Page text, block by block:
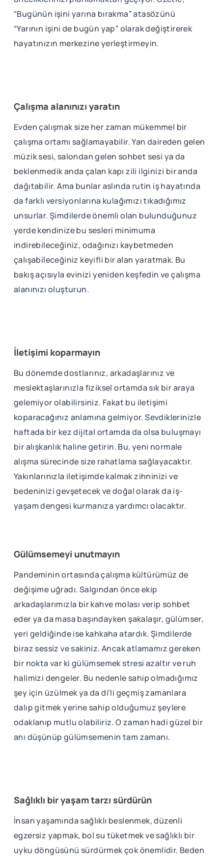
“Bugünün işini yarına bırakma” atasözünü
“Yarının işini de bugün yap” olarak değiştirerek
hayatınızın merkezine yerleştirmeyin.
Çalışma alanınızı yaratın
Evden çalışmak size her zaman mükemmel bir
çalışma ortamı sağlamayabilir. Yan daireden gelen
müzik sesi, salondan gelen sohbet sesi ya da
beklenmedik anda çalan kapı zili ilginizi bir anda
dağıtabilir. Ama bunlar aslında rutin iş hayatında
da farklı versiyonlarına kulağımızı tıkadığımız
unsurlar. Şimdilerde önemli olan bulunduğunuz
yerde kendinize bu sesleri minimuma
indirebileceğiniz, odağınızı kaybetmeden
çalışabileceğiniz keyifli bir alan yaratmak. Bu
bakış açısıyla evinizi yeniden keşfedin ve çalışma
alanınızı oluşturun.
İletişimi koparmayın
Bu dönemde dostlarınız, arkadaşlarınız ve
meslektaşlarınızla fiziksel ortamda sık bir araya
gelemiyor olabilirsiniz. Fakat bu iletişimi
koparacağınız anlamına gelmiyor. Sevdiklerinizle
haftada bir kez dijital ortamda da olsa buluşmayı
bir alışkanlık haline getirin. Bu, yeni normale
alışma sürecinde size rahatlama sağlayacaktır.
Yakınlarınızla iletişimde kalmak zihninizi ve
bedeninizi gevşetecek ve doğal olarak da iş-
yaşam dengesi kurmanıza yardımcı olacaktır.
Gülümsemeyi unutmayın
Pandeminin ortasında çalışma kültürümüz de
değişime uğradı. Salgından önce ekip
arkadaşlarımızla bir kahve molası verip sohbet
eder ya da masa başındayken şakalaşır, gülümser,
yeri geldiğinde ise kahkaha atardık. Şimdilerde
biraz sessiz ve sakiniz. Ancak atlamamız gereken
bir nokta var ki gülümsemek stresi azaltır ve ruh
halimizi dengeler. Bu nedenle sahip olmadığımız
şey için üzülmek ya da di’li geçmiş zamanlara
dalıp gitmek yerine sahip olduğumuz şeylere
odaklanıp mutlu olabiliriz. O zaman hadi güzel bir
anı düşünüp gülümsemenin tam zamanı.
Sağlıklı bir yaşam tarzı sürdürün
İnsan yaşamında sağlıklı beslenmek, düzenli
egzersiz yapmak, bol su tüketmek ve sağlıklı bir
uyku döngüsünü sürdürmek çok önemlidir. Beden